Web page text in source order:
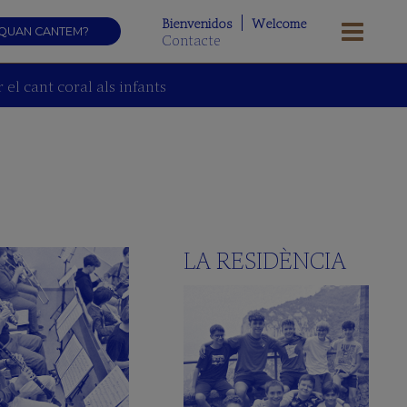
CANTEM? Bienvenidos Welcome
Contacte
el cant coral als infants
LA RESIDÈNCIA